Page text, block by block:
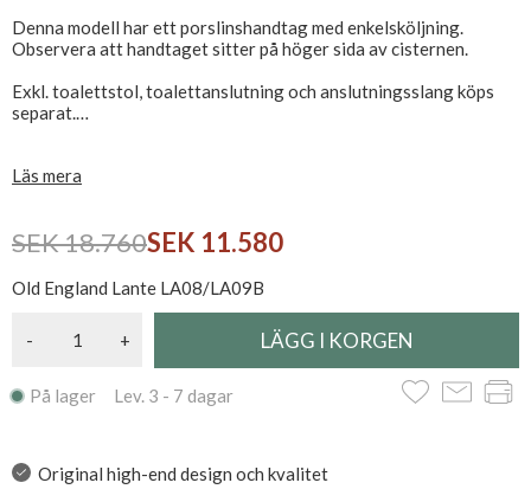
Denna modell har ett porslinshandtag med enkelsköljning.
Observera att handtaget sitter på höger sida av cisternen.
Exkl. toalettstol, toalettanslutning och anslutningsslang köps
separat.
Se hela vårt toalettsortiment här
Läs mera
SEK 18.760SEK 11.580
Old England Lante LA08/LA09B
- +
På lager Lev. 3 - 7 dagar
Original high-end design och kvalitet